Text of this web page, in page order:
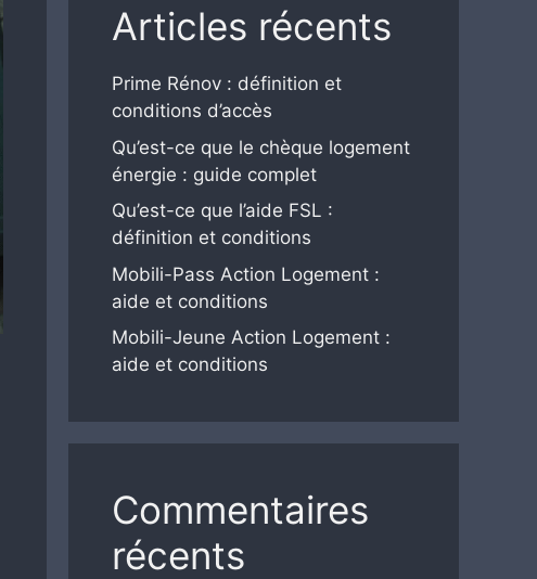
Articles récents
Prime Rénov : définition et
conditions d’accès
Qu’est-ce que le chèque logement
énergie : guide complet
Qu’est-ce que l’aide FSL :
définition et conditions
Mobili-Pass Action Logement :
aide et conditions
Mobili-Jeune Action Logement :
aide et conditions
Commentaires
récents